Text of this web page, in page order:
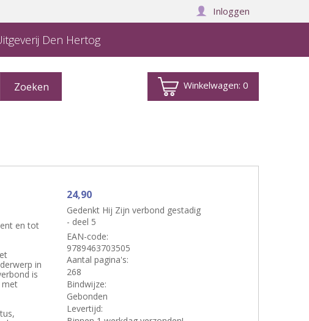
Inloggen
Den Hertog
Winkelwagen:0
en tot
in
is
met
24,90
Gedenkt Hij Zijn verbond gestadig
- deel 5
EAN-code:
9789463703505
Aantal pagina's:
268
Bindwijze:
Gebonden
Levertijd: